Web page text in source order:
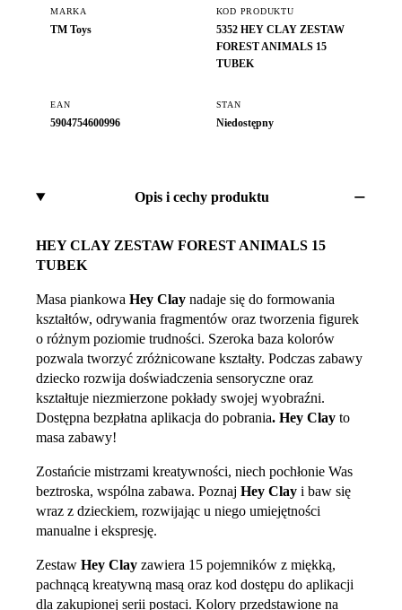
MARKA
TM Toys
KOD PRODUKTU
5352 HEY CLAY ZESTAW
FOREST ANIMALS 15
TUBEK
EAN
5904754600996
STAN
Niedostępny
Opis i cechy produktu
HEY CLAY ZESTAW FOREST ANIMALS 15
TUBEK
Masa piankowa Hey Clay nadaje się do formowania
kształtów, odrywania fragmentów oraz tworzenia figurek
o różnym poziomie trudności. Szeroka baza kolorów
pozwala tworzyć zróżnicowane kształty. Podczas zabawy
dziecko rozwija doświadczenia sensoryczne oraz
kształtuje niezmierzone pokłady swojej wyobraźni.
Dostępna bezpłatna aplikacja do pobrania. Hey Clay to
masa zabawy!
Zostańcie mistrzami kreatywności, niech pochłonie Was
beztroska, wspólna zabawa. Poznaj Hey Clay i baw się
wraz z dzieckiem, rozwijając u niego umiejętności
manualne i ekspresję.
Zestaw Hey Clay zawiera 15 pojemników z miękką,
pachnącą kreatywną masą oraz kod dostępu do aplikacji
dla zakupionej serii postaci. Kolory przedstawione na